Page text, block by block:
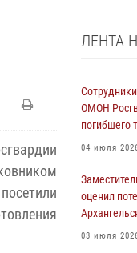
ЛЕНТА
ОМОН
погибшего
04 июля
оценил
03 июля